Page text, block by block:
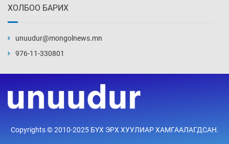
Уржигдар 13 цаг 00 мин
Уржигдар 12 цаг 30 мин
үйлчилж буй гэв
ХОЛБОО БАРИХ
unuudur@mongolnews.mn
976-11-330801
Copyrights © 2010-2025 БҮХ ЭРХ ХУУЛИАР ХАМГААЛАГДСАН.